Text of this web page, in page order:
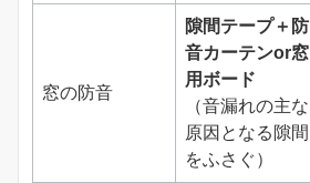
窓の防音
隙間テープ＋防
音カーテンor窓
用ボード
（音漏れの主な
原因となる隙間
をふさぐ）